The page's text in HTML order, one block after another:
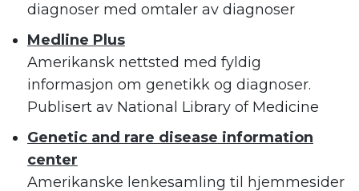
diagnoser med omtaler av diagnoser
Medline Plus
Amerikansk nettsted med fyldig
informasjon om genetikk og diagnoser.
Publisert av National Library of Medicine
Genetic and rare disease information
center
Amerikanske lenkesamling til hjemmesider